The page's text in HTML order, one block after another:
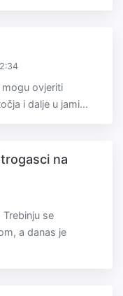
ovjeriti
i dalje u jami...
na
Trebinju se
a danas je